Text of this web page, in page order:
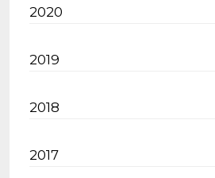
2020
2019
2018
2017